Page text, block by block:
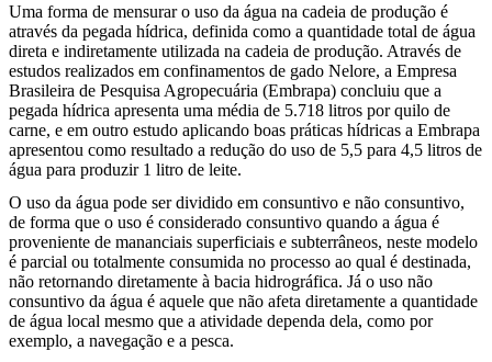
Uma forma de mensurar o uso da água na cadeia de produção é
através da pegada hídrica, definida como a quantidade total de água
direta e indiretamente utilizada na cadeia de produção. Através de
estudos realizados em confinamentos de gado Nelore, a Empresa
Brasileira de Pesquisa Agropecuária (Embrapa) concluiu que a
pegada hídrica apresenta uma média de 5.718 litros por quilo de
carne, e em outro estudo aplicando boas práticas hídricas a Embrapa
apresentou como resultado a redução do uso de 5,5 para 4,5 litros de
água para produzir 1 litro de leite.
O uso da água pode ser dividido em consuntivo e não consuntivo,
de forma que o uso é considerado consuntivo quando a água é
proveniente de mananciais superficiais e subterrâneos, neste modelo
é parcial ou totalmente consumida no processo ao qual é destinada,
não retornando diretamente à bacia hidrográfica. Já o uso não
consuntivo da água é aquele que não afeta diretamente a quantidade
de água local mesmo que a atividade dependa dela, como por
exemplo, a navegação e a pesca.